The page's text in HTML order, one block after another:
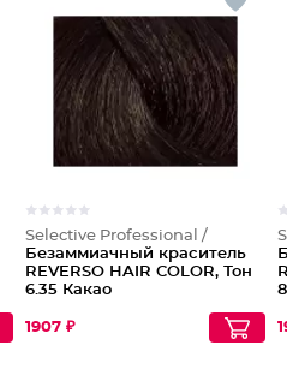
Selective Professional /
Безаммиачный краситель
REVERSO HAIR COLOR, Тон
6.35 Какао
1907 ₽